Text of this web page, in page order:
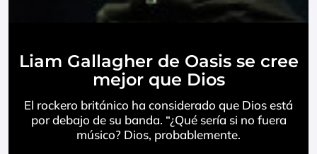
Liam Gallagher de Oasis se cree
mejor que Dios
El rockero británico ha considerado que Dios está
por debajo de su banda. “¿Qué sería si no fuera
músico? Dios, probablemente.